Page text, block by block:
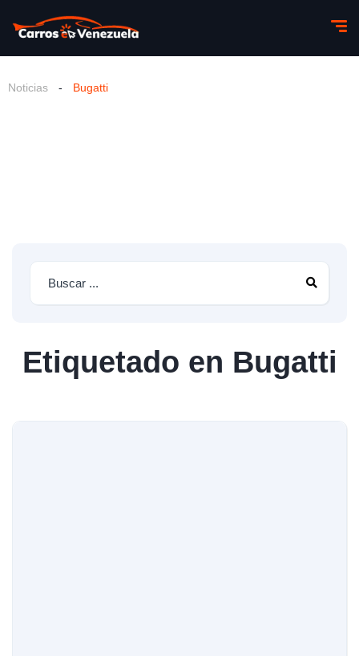
Noticias - Bugatti
Etiquetado en Bugatti